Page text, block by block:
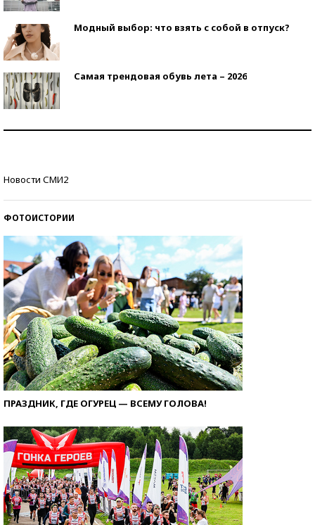
Модный выбор: что взять с собой в отпуск?
Самая трендовая обувь лета – 2026
Новости СМИ2
ФОТОИСТОРИИ
ПРАЗДНИК, ГДЕ ОГУРЕЦ — ВСЕМУ ГОЛОВА!